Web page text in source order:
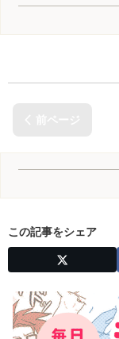
この記事をシェア